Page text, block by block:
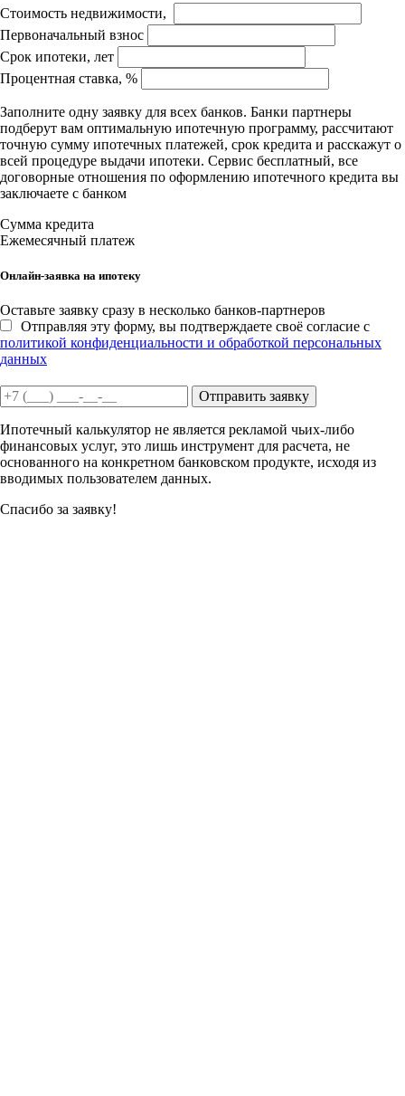
Стоимость недвижимости,
Первоначальный взнос
Срок ипотеки, лет
Процентная ставка, %
Заполните одну заявку для всех банков. Банки партнеры
подберут вам оптимальную ипотечную программу, рассчитают
точную сумму ипотечных платежей, срок кредита и расскажут о
всей процедуре выдачи ипотеки. Сервис бесплатный, все
договорные отношения по оформлению ипотечного кредита вы
заключаете с банком
Сумма кредита
Ежемесячный платеж
Онлайн-заявка на ипотеку
Оставьте заявку сразу в несколько банков-партнеров
Отправляя эту форму, вы подтверждаете своё согласие с
политикой конфиденциальности и обработкой персональных
данных
Отправить заявку
Ипотечный калькулятор не является рекламой чьих-либо
финансовых услуг, это лишь инструмент для расчета, не
основанного на конкретном банковском продукте, исходя из
вводимых пользователем данных.
Спасибо за заявку!